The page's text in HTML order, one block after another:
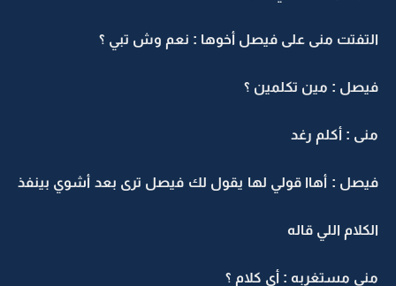
التفتت منى على فيصل أخوها : نعم وش تبي ؟
فيصل : مين تكلمين ؟
منى : أكلم رغد
فيصل : أهاا قولي لها يقول لك فيصل ترى بعد أشوي بينفذ
الكلام اللي قاله
منى مستغربه : أي كلام ؟